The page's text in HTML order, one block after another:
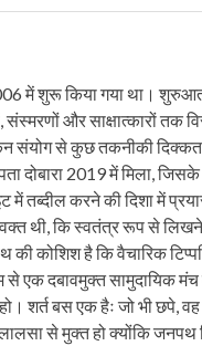
में शुरू किया गया था।
और साक्षात्कारों तक
संयोग से कुछ तकनीकी
दोबारा 2019 में मिला, जिसके
तब्दील करने की दिशा में
थी, कि स्वतंत्र रूप से
कोशिश है कि वैचारिक
एक दबावमुक्त सामुदायिक मंच
शर्त बस एक हैः जो भी छपे,
से मुक्त हो क्योंकि जनपथ